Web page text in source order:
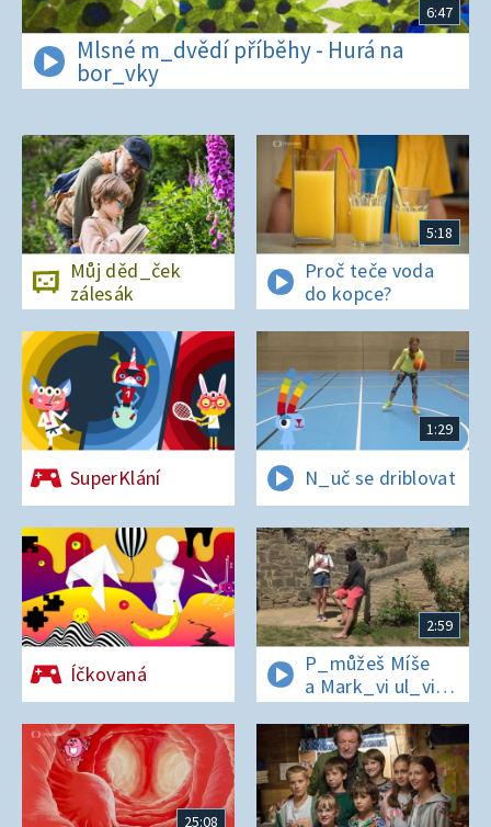
6:47
Mlsné m_dvědí příběhy - Hurá na
bor_vky
Můj děd_ček
zálesák
5:18
Proč teče voda
do kopce?
SuperKlání
1:29
N_uč se driblovat
Íčkovaná
2:59
P_můžeš Míše
a Mark_vi ul_vit
hesl_ na zámku
v Nelahezevsi?
25:08